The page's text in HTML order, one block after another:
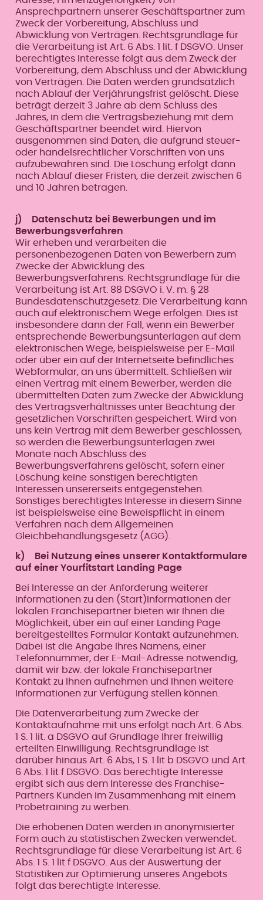
Ansprechpartnern unserer Geschäftspartner zum
Zweck der Vorbereitung, Abschluss und
Abwicklung von Verträgen. Rechtsgrundlage für
die Verarbeitung ist Art. 6 Abs. 1 lit. f DSGVO. Unser
berechtigtes Interesse folgt aus dem Zweck der
Vorbereitung, dem Abschluss und der Abwicklung
von Verträgen. Die Daten werden grundsätzlich
nach Ablauf der Verjährungsfrist gelöscht. Diese
beträgt derzeit 3 Jahre ab dem Schluss des
Jahres, in dem die Vertragsbeziehung mit dem
Geschäftspartner beendet wird. Hiervon
ausgenommen sind Daten, die aufgrund steuer-
oder handelsrechtlicher Vorschriften von uns
aufzubewahren sind. Die Löschung erfolgt dann
nach Ablauf dieser Fristen, die derzeit zwischen 6
und 10 Jahren betragen.
j) Datenschutz bei Bewerbungen und im
Bewerbungsverfahren
Wir erheben und verarbeiten die
personenbezogenen Daten von Bewerbern zum
Zwecke der Abwicklung des
Bewerbungsverfahrens. Rechtsgrundlage für die
Verarbeitung ist Art. 88 DSGVO i. V. m. § 28
Bundesdatenschutzgesetz. Die Verarbeitung kann
auch auf elektronischem Wege erfolgen. Dies ist
insbesondere dann der Fall, wenn ein Bewerber
entsprechende Bewerbungsunterlagen auf dem
elektronischen Wege, beispielsweise per E-Mail
oder über ein auf der Internetseite befindliches
Webformular, an uns übermittelt. Schließen wir
einen Vertrag mit einem Bewerber, werden die
übermittelten Daten zum Zwecke der Abwicklung
des Vertragsverhältnisses unter Beachtung der
gesetzlichen Vorschriften gespeichert. Wird von
uns kein Vertrag mit dem Bewerber geschlossen,
so werden die Bewerbungsunterlagen zwei
Monate nach Abschluss des
Bewerbungsverfahrens gelöscht, sofern einer
Löschung keine sonstigen berechtigten
Interessen unsererseits entgegenstehen.
Sonstiges berechtigtes Interesse in diesem Sinne
ist beispielsweise eine Beweispflicht in einem
Verfahren nach dem Allgemeinen
Gleichbehandlungsgesetz (AGG).
k) Bei Nutzung eines unserer Kontaktformulare
auf einer Yourfitstart Landing Page
Bei Interesse an der Anforderung weiterer
Informationen zu den (Start)Informationen der
lokalen Franchisepartner bieten wir Ihnen die
Möglichkeit, über ein auf einer Landing Page
bereitgestelltes Formular Kontakt aufzunehmen.
Dabei ist die Angabe Ihres Namens, einer
Telefonnummer, der E-Mail-Adresse notwendig,
damit wir bzw. der lokale Franchisepartner
Kontakt zu Ihnen aufnehmen und Ihnen weitere
Informationen zur Verfügung stellen können.
Die Datenverarbeitung zum Zwecke der
Kontaktaufnahme mit uns erfolgt nach Art. 6 Abs.
1 S. 1 lit. a DSGVO auf Grundlage Ihrer freiwillig
erteilten Einwilligung. Rechtsgrundlage ist
darüber hinaus Art. 6 Abs, 1 S. 1 lit b DSGVO und Art.
6 Abs. 1 lit f DSGVO. Das berechtigte Interesse
ergibt sich aus dem Interesse des Franchise-
Partners Kunden im Zusammenhang mit einem
Probetraining zu werben.
Die erhobenen Daten werden in anonymisierter
Form auch zu statistischen Zwecken verwendet.
Rechtsgrundlage für diese Verarbeitung ist Art. 6
Abs. 1 S. 1 lit f DSGVO. Aus der Auswertung der
Statistiken zur Optimierung unseres Angebots
folgt das berechtigte Interesse.